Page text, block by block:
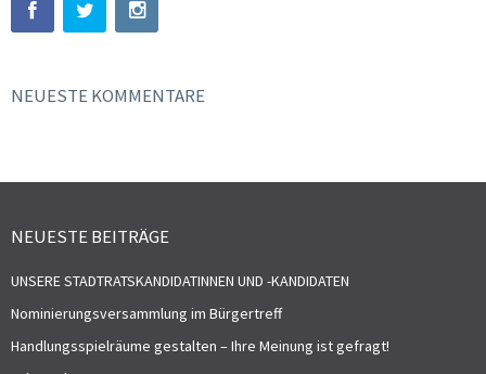
NEUESTE KOMMENTARE
NEUESTE BEITRÄGE
UNSERE STADTRATSKANDIDATINNEN UND -KANDIDATEN
Nominierungsversammlung im Bürgertreff
Handlungsspielräume gestalten – Ihre Meinung ist gefragt!